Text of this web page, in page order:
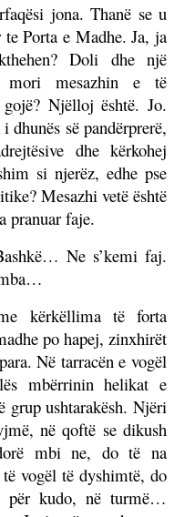
jona. Thanë se u
Porta e Madhe. Ja, ja
Doli dhe një
mori mesazhin e të
Njëlloj është. Jo.
së pandërprerë,
dhe kërkohej
si njerëz, edhe pse
Mesazhi vetë është
pranuar faje.
Ne s’kemi faj.
kërkëllima të forta
po hapej, zinxhirët
Në tarracën e vogël
mbërrinin helikat e
grup ushtarakësh. Njëri
në qoftë se dikush
mbi ne, do të na
vogël të dyshimtë, do
për kudo, në turmë…